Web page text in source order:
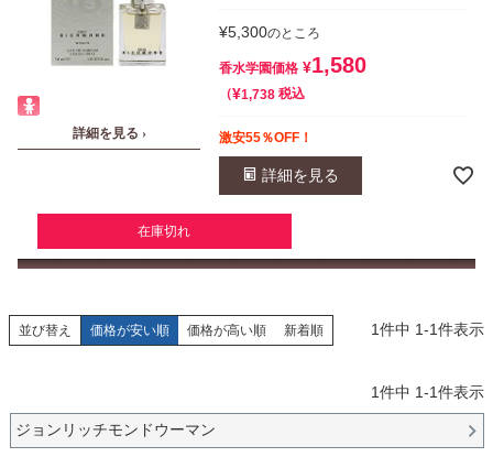
詳細を見る ›
¥5,300のところ
香水学園価格 ¥1,580
¥1,738 税込
激安55％OFF！
詳細を見る
在庫切れ
並び替え 価格が安い順 価格が高い順 新着順 1件中 1-1件表示
1件中 1-1件表示
ジョンリッチモンドウーマン